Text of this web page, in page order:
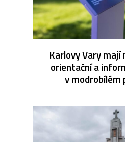
Karlovy Vary
orientační a
v modrobílém